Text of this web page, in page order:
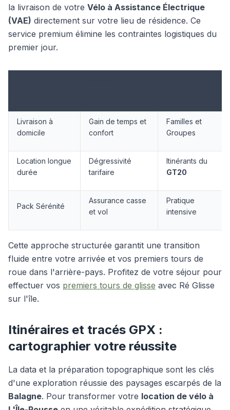
la livraison de votre Vélo à Assistance Électrique
(VAE) directement sur votre lieu de résidence. Ce
service premium élimine les contraintes logistiques du
premier jour.
Livraison à
domicile
Gain de temps et
confort
Familles et
Groupes
Location longue
durée
Dégressivité
tarifaire
Itinérants du
GT20
Pack Sérénité
Assurance casse
et vol
Pratique
intensive
Cette approche structurée garantit une transition
fluide entre votre arrivée et vos premiers tours de
roue dans l'arrière-pays. Profitez de votre séjour pour
effectuer vos premiers tours de glisse avec Ré Glisse
sur l'île.
Itinéraires et tracés GPX :
cartographier votre réussite
La data et la préparation topographique sont les clés
d'une exploration réussie des paysages escarpés de la
Balagne. Pour transformer votre location de vélo à